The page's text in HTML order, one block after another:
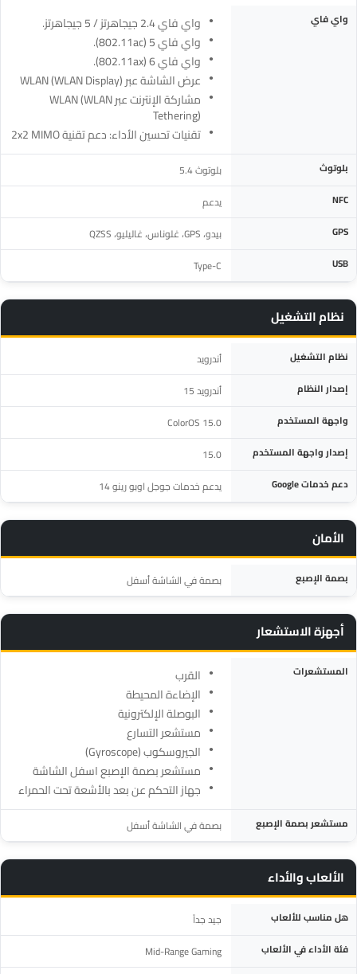
المواصفة
واي فاي
واي فاي 2.4 جيجاهرتز / 5 جيجاهرتز.
واي فاي 5 (802.11ac).
واي فاي 6 (802.11ax).
عرض الشاشة عبر WLAN (WLAN Display)
مشاركة الإنترنت عبر WLAN (WLAN
Tethering)
تقنيات تحسين الأداء: دعم تقنية 2x2 MIMO
بلوتوث بلوتوث 5.4
NFC يدعم
GPS بيدو، GPS، غلوناس، غاليليو، QZSS
USB
Type-C
نظام التشغيل
المواصفة التفاصيلنظام التشغيل أندرويد
إصدار النظام أندرويد 15
واجهة المستخدم ColorOS 15.0
إصدار واجهة المستخدم 15.0
دعم خدمات Google يدعم خدمات جوجل اوبو رينو 14
الأمان
المواصفة
بصمة الإصبع بصمة في الشاشة أسفل
أجهزة الاستشعار
المواصفة التفاصيلالمستشعرات
القرب
الإضاءة المحيطة
البوصلة الإلكترونية
مستشعر التسارع
الجيروسكوب (Gyroscope)
مستشعر بصمة الإصبع اسفل الشاشة
جهاز التحكم عن بعد بالأشعة تحت الحمراء
مستشعر بصمة الإصبع بصمة في الشاشة أسفل
الألعاب والأداء
المواصفة التفاصيل
هل مناسب للألعاب جيد جداً
فئة الأداء في الألعاب Mid-Range Gaming